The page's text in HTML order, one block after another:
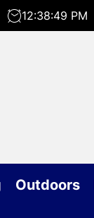
12:38:50 PM
Outdoors